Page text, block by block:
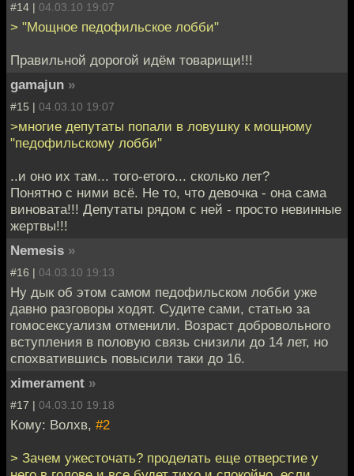
#14 | 04.03.10 19:07
> "Мощное педофильское лобби"
Правильной дорогой идём товарищи!!!
gamajun »
#15 | 04.03.10 19:07
>многие депутаты попали в ловушку к мощному
"педофильскому лобби"
..и оно их там... того-етого... сколько лет?
Понятно с ними всё. Не то, что девочка - она сама
виновата!!! Депутаты рядом с ней - просто невинные
жертвы!!!
Nemesis »
#16 | 04.03.10 19:13
Ну дык об этом самом педофильском лобби уже
давно разговоры ходят. Судите сами, статью за
гомосексуализм отменили. Возраст добровольного
вступления в половую связь снизили до 14 лет, но
спохватившись повысили таки до 16.
ximerament »
#17 | 04.03.10 19:18
Кому: Волхв, #2
> Зачем ужесточать? проделать еще отверстие у